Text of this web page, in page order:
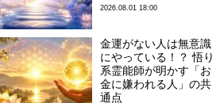
2026.08.01 18:00
金運がない人は無意識
にやっている！？ 悟り
系霊能師が明かす「お
金に嫌われる人」の共
通点